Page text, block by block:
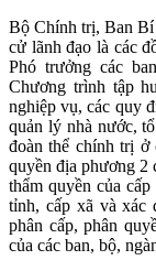
Bộ Chính trị, Ban Bí
cử lãnh đạo là các
Phó trưởng các
Chương trình tập
nghiệp vụ, các quy
quản lý nhà nước,
đoàn thể chính trị ở
quyền địa phương 2
thẩm quyền của
tỉnh, cấp xã và xác
phân cấp, phân
của các ban, bộ,